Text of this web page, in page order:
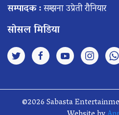
सम्पादक :सम्झना उप्रेती रौनियार
सोसल मिडिया
©2026 Sabasta